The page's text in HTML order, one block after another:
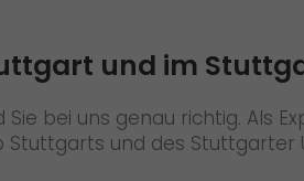
und im
bei uns genau richtig. Als
und des Stuttgarter